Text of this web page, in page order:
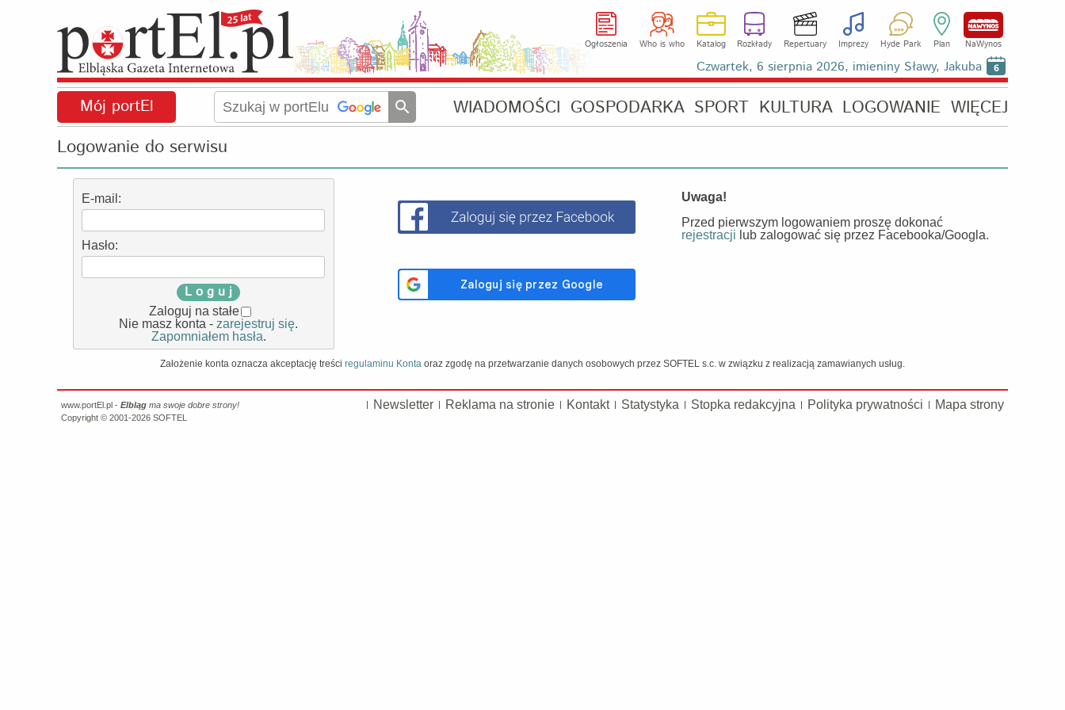
Ogłoszenia Who is who Katalog Rozkłady Repertuary Imprezy Hyde Park Plan NaWynos
Czwartek, 6 sierpnia 2026, imieniny Sławy, Jakuba 6
Mój portEl WIADOMOŚCI GOSPODARKA SPORT KULTURA LOGOWANIE WIĘCEJ
Logowanie do serwisu
E-mail:
Hasło:
L o g u j
Zaloguj na stałe
Nie masz konta - zarejestruj się.
Zapomniałem hasła.
Uwaga!
Przed pierwszym logowaniem proszę dokonać
rejestracji lub zalogować się przez Facebooka/Googla.
Założenie konta oznacza akceptację treści regulaminu Konta oraz zgodę na przetwarzanie danych osobowych przez SOFTEL s.c. w związku z realizacją zamawianych usług.
Newsletter Reklama na stronie Kontakt Statystyka Stopka redakcyjna Polityka prywatności Mapa strony
www.portEl.pl - Elbląg ma swoje dobre strony!
Copyright © 2001-2026 SOFTEL